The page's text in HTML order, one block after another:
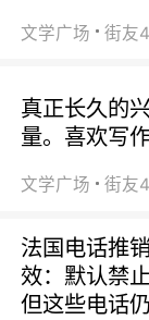
文学广场
真正长久的
量。喜欢写
文学广场
法国电话推
效：默认禁
但这些电话